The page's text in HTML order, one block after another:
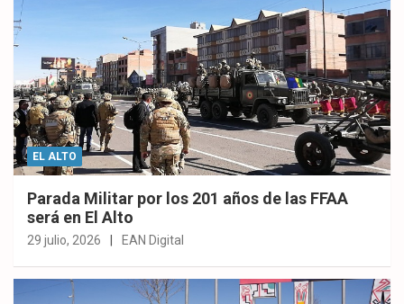
EL ALTO
Parada Militar por los 201 años de las FFAA
será en El Alto
29 julio, 2026 EAN Digital